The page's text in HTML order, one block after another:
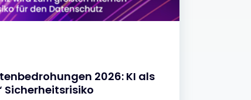
2026: KI als
Sicherheitsrisiko